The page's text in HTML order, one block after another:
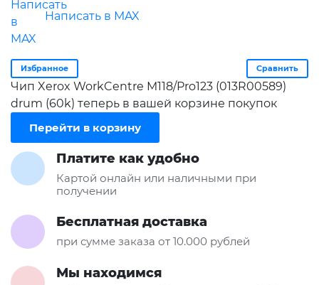
Написать в MAX
Избранное Сравнить
Чип Xerox WorkCentre M118/Pro123 (013R00589)
drum (60k) теперь в вашей корзине покупок
Перейти в корзину
Платите как удобно
Картой онлайн или наличными при
получении
Бесплатная доставка
при сумме заказа от 10.000 рублей
Мы находимся